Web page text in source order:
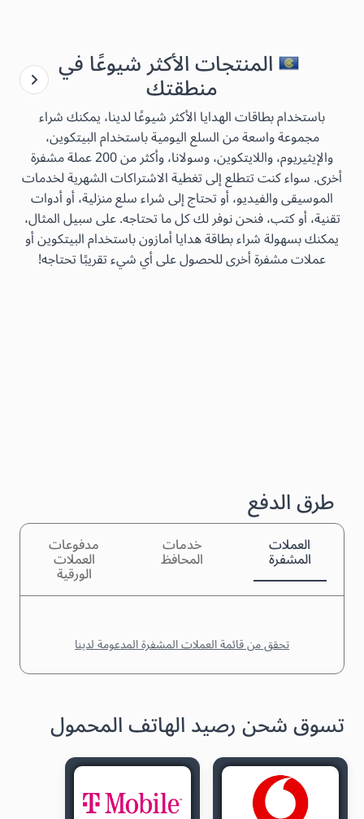
المنتجات الأكثر شيوعًا في
منطقتك
باستخدام بطاقات الهدايا الأكثر شيوعًا لدينا، يمكنك شراء
مجموعة واسعة من السلع اليومية باستخدام البيتكوين،
والإيثيريوم، واللايتكوين، وسولانا، وأكثر من 200 عملة مشفرة
أخرى. سواء كنت تتطلع إلى تغطية الاشتراكات الشهرية لخدمات
الموسيقى والفيديو، أو تحتاج إلى شراء سلع منزلية، أو أدوات
تقنية، أو كتب، فنحن نوفر لك كل ما تحتاجه. على سبيل المثال،
يمكنك بسهولة شراء بطاقة هدايا أمازون باستخدام البيتكوين أو
عملات مشفرة أخرى للحصول على أي شيء تقريبًا تحتاجه!
طرق الدفع
العملات
المشفرة
خدمات
المحافظ
مدفوعات
العملات
الورقية
تحقق من قائمة العملات المشفرة المدعومة لدينا
تسوق شحن رصيد الهاتف المحمول